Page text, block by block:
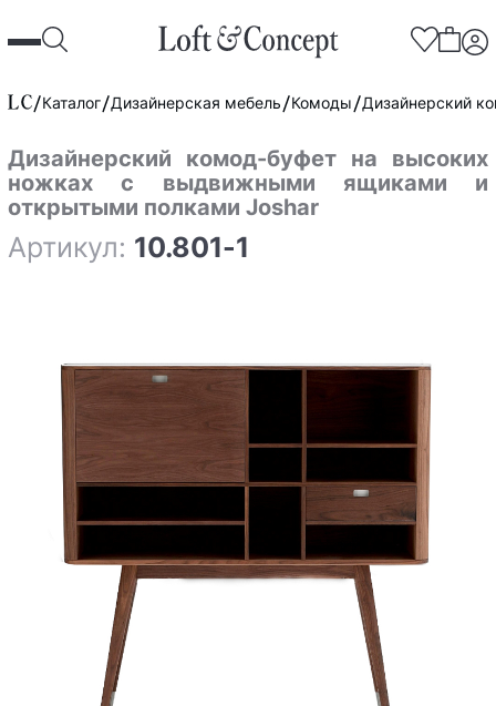
Каталог Дизайнерская мебель Комоды Дизайнерский
Дизайнерский комод-буфет на высоких
ножках с выдвижными ящиками и
открытыми полками Joshar
Артикул: 10.801-1